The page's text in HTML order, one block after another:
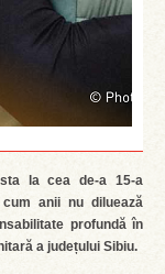
la cea de-a 15‑a
anii nu diluează
profundă în
a județului Sibiu.